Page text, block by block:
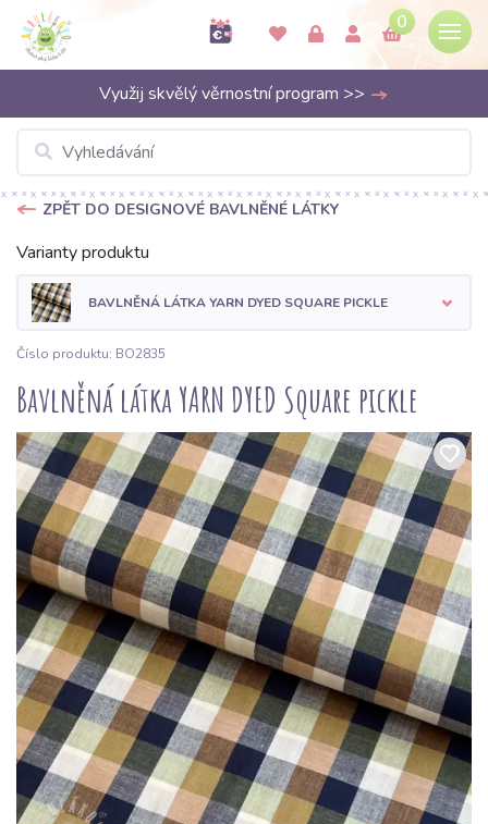
0
Využij skvělý věrnostní program >>
ZPĚT DO DESIGNOVÉ BAVLNĚNÉ LÁTKY
Varianty produktu
BAVLNĚNÁ LÁTKA YARN DYED SQUARE PICKLE
Číslo produktu: BO2835
Bavlněná látka YARN DYED Square pickle